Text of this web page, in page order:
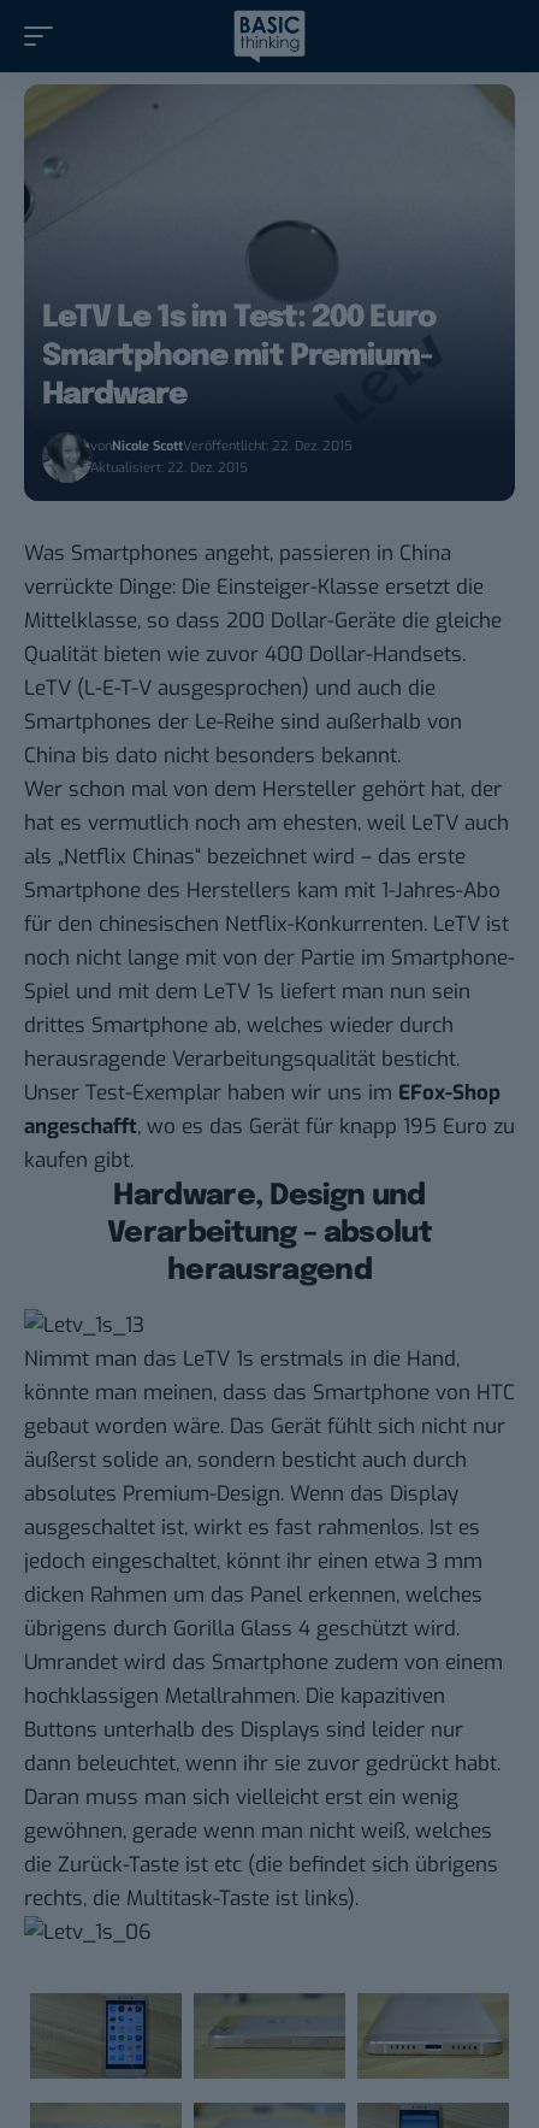
LeTV Le 1s im Test: 200 Euro
Smartphone mit Premium-
Hardware
vonNicole ScottVeröffentlicht: 22. Dez. 2015
Aktualisiert: 22. Dez. 2015
Was Smartphones angeht, passieren in China
verrückte Dinge: Die Einsteiger-Klasse ersetzt die
Mittelklasse, so dass 200 Dollar-Geräte die gleiche
Qualität bieten wie zuvor 400 Dollar-Handsets.
LeTV (L-E-T-V ausgesprochen) und auch die
Smartphones der Le-Reihe sind außerhalb von
China bis dato nicht besonders bekannt.
Wer schon mal von dem Hersteller gehört hat, der
hat es vermutlich noch am ehesten, weil LeTV auch
als „Netflix Chinas“ bezeichnet wird – das erste
Smartphone des Herstellers kam mit 1-Jahres-Abo
für den chinesischen Netflix-Konkurrenten. LeTV ist
noch nicht lange mit von der Partie im Smartphone-
Spiel und mit dem LeTV 1s liefert man nun sein
drittes Smartphone ab, welches wieder durch
herausragende Verarbeitungsqualität besticht.
Unser Test-Exemplar haben wir uns im EFox-Shop
angeschafft, wo es das Gerät für knapp 195 Euro zu
kaufen gibt.
Hardware, Design und
Verarbeitung – absolut
herausragend
Nimmt man das LeTV 1s erstmals in die Hand,
könnte man meinen, dass das Smartphone von HTC
gebaut worden wäre. Das Gerät fühlt sich nicht nur
äußerst solide an, sondern besticht auch durch
absolutes Premium-Design. Wenn das Display
ausgeschaltet ist, wirkt es fast rahmenlos. Ist es
jedoch eingeschaltet, könnt ihr einen etwa 3 mm
dicken Rahmen um das Panel erkennen, welches
übrigens durch Gorilla Glass 4 geschützt wird.
Umrandet wird das Smartphone zudem von einem
hochklassigen Metallrahmen. Die kapazitiven
Buttons unterhalb des Displays sind leider nur
dann beleuchtet, wenn ihr sie zuvor gedrückt habt.
Daran muss man sich vielleicht erst ein wenig
gewöhnen, gerade wenn man nicht weiß, welches
die Zurück-Taste ist etc (die befindet sich übrigens
rechts, die Multitask-Taste ist links).